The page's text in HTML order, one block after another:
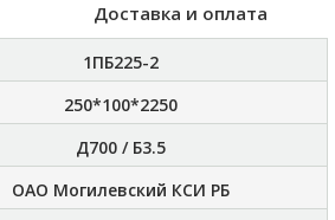
Доставка и оплата
1ПБ225-2
250*100*2250
Д700 / Б3.5
ОАО Могилевский КСИ РБ